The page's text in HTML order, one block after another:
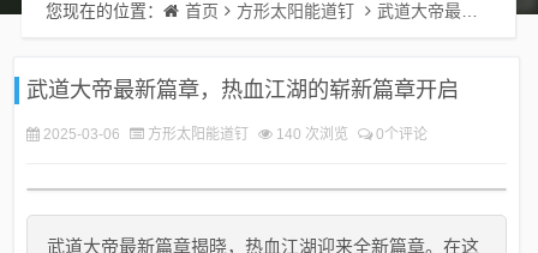
您现在的位置： 首页 方形太阳能道钉 武道大帝最新篇章，热血江湖的崭新篇章开启
武道大帝最新篇章，热血江湖的崭新篇章开启
2025-03-06 方形太阳能道钉 140 次浏览 0个评论
武道大帝最新篇章揭晓，热血江湖迎来全新篇章。在这